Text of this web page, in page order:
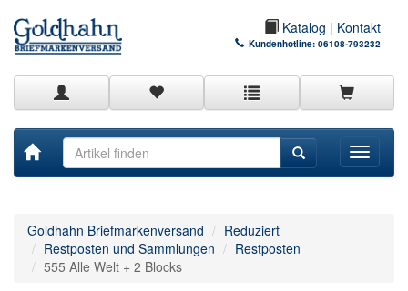
Katalog | Kontakt
Kundenhotline: 06108-793232
Toggle
Goldhahn Briefmarkenversand
Reduziert
Restposten und Sammlungen
Restposten
555 Alle Welt + 2 Blocks